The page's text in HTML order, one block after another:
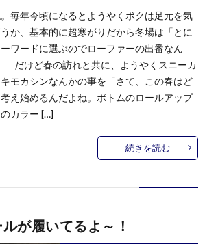
毎年今頃になるとようやくボクは足元を気
か、基本的に超寒がりだから冬場は「とに
ワードに選ぶのでローファーの出番なん
だけど春の訪れと共に、ようやくスニーカ
モカシンなんかの事を「さて、この春はど
え始めるんだよね。ボトムのロールアップ
カラー […]
続きを読む
が履いてるよ～！